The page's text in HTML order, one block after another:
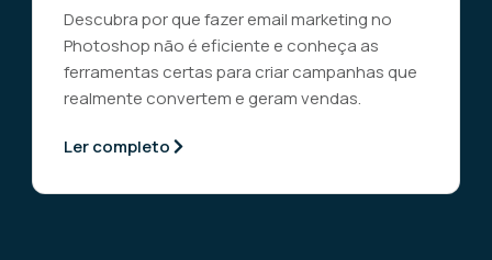
Descubra por que fazer email marketing no
Photoshop não é eficiente e conheça as
ferramentas certas para criar campanhas que
realmente convertem e geram vendas.
Ler completo